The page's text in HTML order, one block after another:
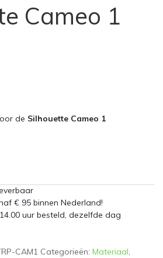
Cameo 1
de Silhouette Cameo 1
€ 95 binnen Nederland!
uur besteld, dezelfde dag
CAM1 Categorieën: Materiaal,